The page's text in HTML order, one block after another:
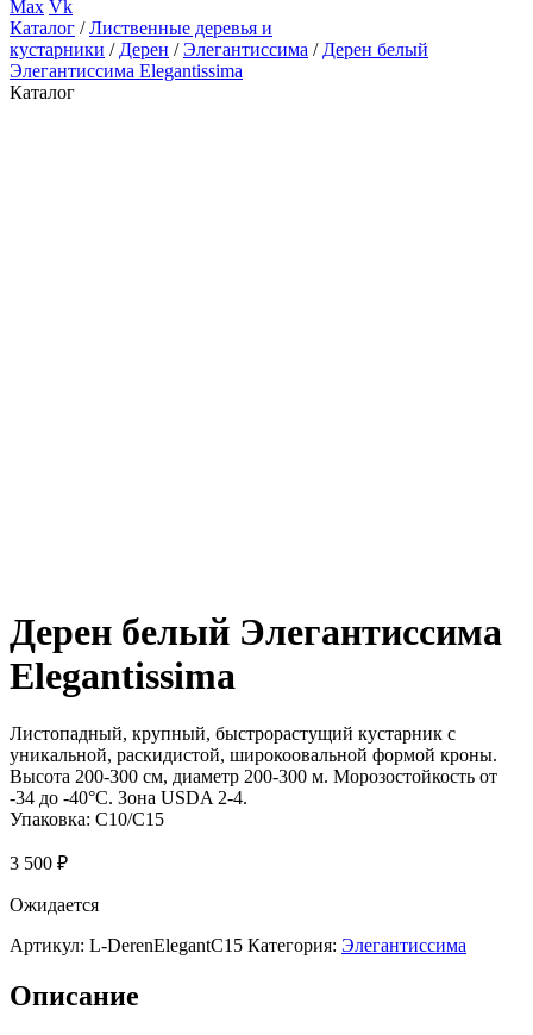
Max Vk
Каталог /Лиственные деревья и
кустарники / Дерен /Элегантиссима / Дерен белый
Элегантиссима Elegantissima
Каталог
Дерен белый Элегантиссима
Elegantissima
Листопадный, крупный, быстрорастущий кустарник с
уникальной, раскидистой, широкоовальной формой кроны.
Высота 200-300 см, диаметр 200-300 м. Морозостойкость от
-34 до -40°C. Зона USDA 2-4.
Упаковка: C10/C15
3 500 ₽
Ожидается
Артикул: L-DerenElegantC15 Категория: Элегантиссима
Описание